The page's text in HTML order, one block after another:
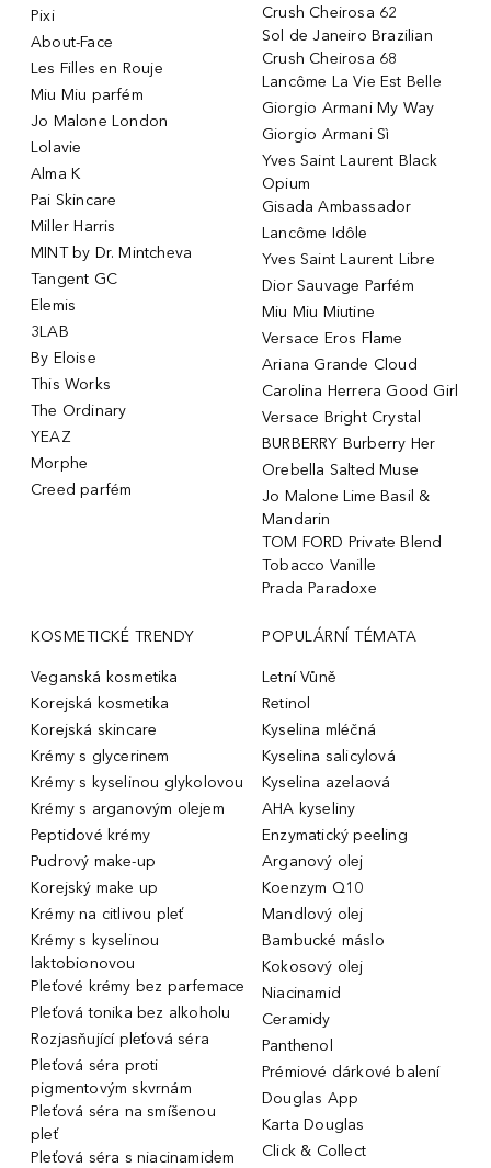
Pixi
About-Face
Les Filles en Rouje
Miu Miu parfém
Jo Malone London
Lolavie
Alma K
Pai Skincare
Miller Harris
MINT by Dr. Mintcheva
Tangent GC
Elemis
3LAB
By Eloise
This Works
The Ordinary
YEAZ
Morphe
Creed parfém
Crush Cheirosa 62
Sol de Janeiro Brazilian
Crush Cheirosa 68
Lancôme La Vie Est Belle
Giorgio Armani My Way
Giorgio Armani Sì
Yves Saint Laurent Black
Opium
Gisada Ambassador
Lancôme Idôle
Yves Saint Laurent Libre
Dior Sauvage Parfém
Miu Miu Miutine
Versace Eros Flame
Ariana Grande Cloud
Carolina Herrera Good Girl
Versace Bright Crystal
BURBERRY Burberry Her
Orebella Salted Muse
Jo Malone Lime Basil &
Mandarin
TOM FORD Private Blend
Tobacco Vanille
Prada Paradoxe
KOSMETICKÉ TRENDY
Veganská kosmetika
Korejská kosmetika
Korejská skincare
Krémy s glycerinem
Krémy s kyselinou glykolovou
Krémy s arganovým olejem
Peptidové krémy
Pudrový make-up
Korejský make up
Krémy na citlivou pleť
Krémy s kyselinou
laktobionovou
Pleťové krémy bez parfemace
Pleťová tonika bez alkoholu
Rozjasňující pleťová séra
Pleťová séra proti
pigmentovým skvrnám
Pleťová séra na smíšenou
pleť
Pleťová séra s niacinamidem
POPULÁRNÍ TÉMATA
Letní Vůně
Retinol
Kyselina mléčná
Kyselina salicylová
Kyselina azelaová
AHA kyseliny
Enzymatický peeling
Arganový olej
Koenzym Q10
Mandlový olej
Bambucké máslo
Kokosový olej
Niacinamid
Ceramidy
Panthenol
Prémiové dárkové balení
Douglas App
Karta Douglas
Click & Collect